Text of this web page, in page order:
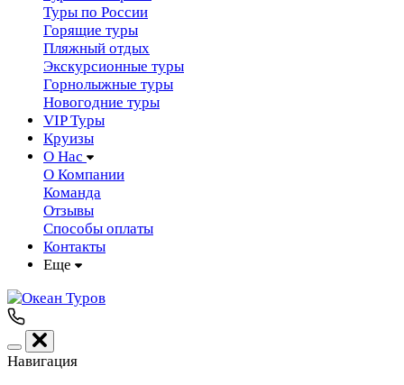
Туры по России
Горящие туры
Пляжный отдых
Экскурсионные туры
Горнолыжные туры
Новогодние туры
VIP Туры
Круизы
О Нас
О Компании
Команда
Отзывы
Способы оплаты
Контакты
Еще
Навигация